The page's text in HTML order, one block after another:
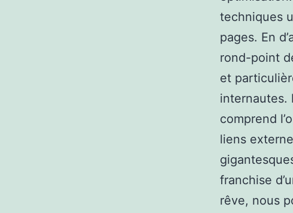
techniques
pages. En
rond-point
et
internautes.
comprend
liens
franchise
rêve, nous